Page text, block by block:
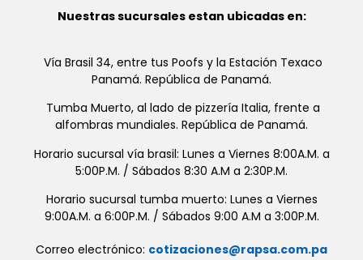
Nuestras sucursales estan ubicadas en:
Vía Brasil 34, entre tus Poofs y la Estación Texaco
Panamá. República de Panamá.
Tumba Muerto, al lado de pizzería Italia, frente a
alfombras mundiales. República de Panamá.
Horario sucursal vía brasil: Lunes a Viernes 8:00A.M. a
5:00P.M. / Sábados 8:30 A.M a 2:30P.M.
Horario sucursal tumba muerto: Lunes a Viernes
9:00A.M. a 6:00P.M. / Sábados 9:00 A.M a 3:00P.M.
Correo electrónico: cotizaciones@rapsa.com.pa